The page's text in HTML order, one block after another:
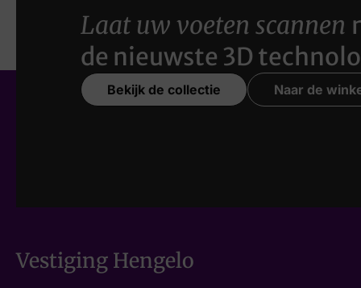
Laat uw voeten scannen
de nieuwste 3D
Bekijk de collectie Naar de
Vestiging Hengelo